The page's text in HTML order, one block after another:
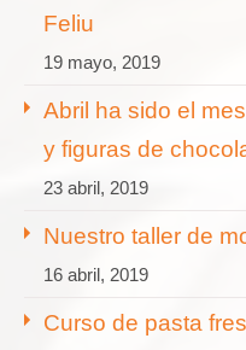
Feliu
19 mayo, 2019
Abril ha sido el
y figuras de
23 abril, 2019
Nuestro taller de
16 abril, 2019
Curso de pasta